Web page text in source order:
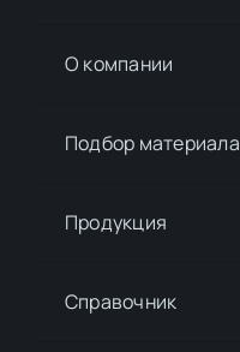
О компании
Подбор материалa
Продукция
Справочник